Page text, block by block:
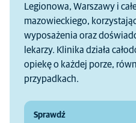
Legionowa, Warszawy i
mazowieckiego,
wyposażenia oraz
lekarzy. Klinika działa
opiekę o każdej porze,
przypadkach.
Sprawdź